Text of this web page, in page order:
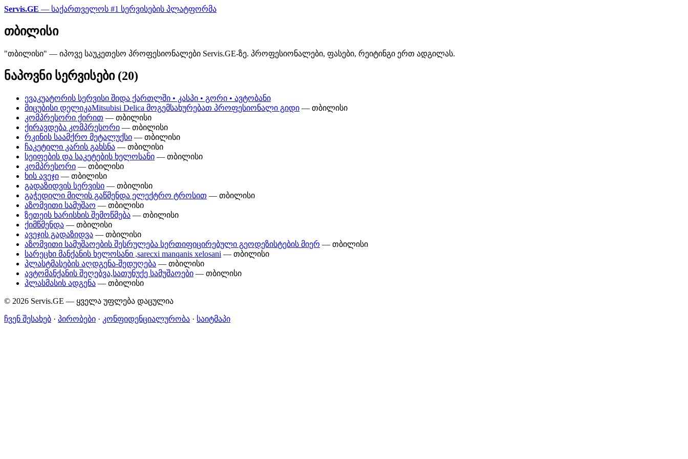
Servis.GE — საქართველოს #1 სერვისების პლატფორმა
თბილისი
"თბილისი" — იპოვე საუკეთესო პროფესიონალები Servis.GE-ზე. პროფესიონალები, ფასები, რეიტინგი ერთ ადგილას.
ნაპოვნი სერვისები (20)
ევაკუატორის სერვისი შიდა ქართლში • კასპი • გორი • ავტობანი
მიცუბისი დელიკაMitsubisi Delica მოგემსახურებათ პროფესიონალი გიდი — თბილისი
კომპრესორი ქირით — თბილისი
ქირავდება კომპრესორი — თბილისი
რკინის საამქრო მეტალუქსი — თბილისი
ჩაკეტილი კარის გახსნა — თბილისი
სეიფების და საკეტების ხელოსანი — თბილისი
კომპრესორი — თბილისი
ხის ავეჯი — თბილისი
გადაზიდვის სერვისი — თბილისი
გაჭედილი მილის გაწმენდა ელექტრო ტროსით — თბილისი
აზომვითი სამუშაო — თბილისი
ზეთეის ხარისხის შემოწმება — თბილისი
ქიმწმენდა — თბილისი
ავეჯის გადაზიდვა — თბილისი
აზომვითი სამუშაოების შესრულება სერთიფიცირებული გეოდეზისტების მიერ — თბილისი
სარეცხი მანქანის ხელოსანი ,sarecxi manqanis xelosani — თბილისი
პლასტმასების აღდგენა-შედუღება — თბილისი
ავტომანქანის შეღებვა,სათუნუქე სამუშაოები — თბილისი
პლასმასის ადგენა — თბილისი
© 2026 Servis.GE — ყველა უფლება დაცულია
ჩვენ შესახებ · პირობები · კონფიდენციალურობა · საიტმაპი